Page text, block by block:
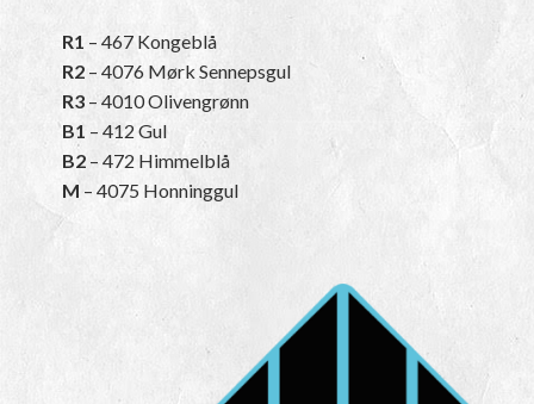
R1 – 467 Kongeblå
R2 – 4076 Mørk Sennepsgul
R3 – 4010 Olivengrønn
B1 – 412 Gul
B2 – 472 Himmelblå
M – 4075 Honninggul